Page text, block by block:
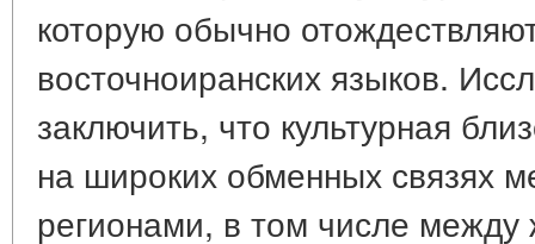
которую обычно
восточноиранских языков.
заключить, что культурная
на широких обменных связях
регионами, в том числе